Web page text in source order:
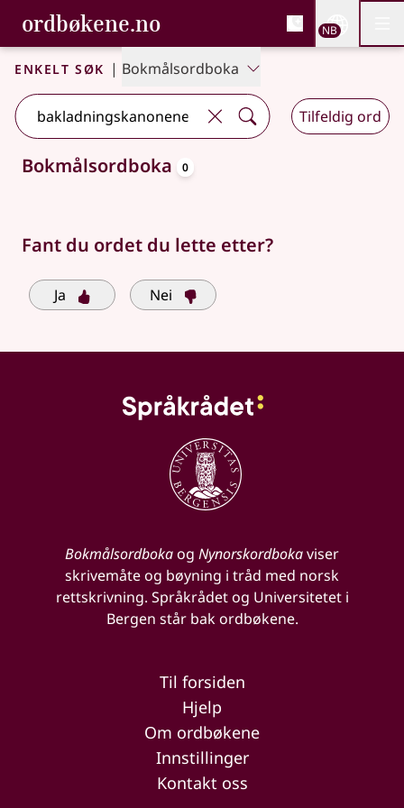
Gå til hovedinnhold
Tilgjengelighet
ordbøkene.no, Bokmålsordboka og
Bokmålsordboka og Nynorskordboka
NB
Enkelt søk | Bokmålsordboka
Tilfeldig ord
Søkeforslag tilgjengelige
Bokmålsordboka 0
Fant du ordet du lette etter?
Ja Nei
Bokmålsordbokaog Nynorskordbokaviser
skrivemåte og bøyning i tråd med norsk
rettskrivning. Språkrådet og Universitetet i
Bergen står bak ordbøkene.
Til forsiden
Hjelp
Om ordbøkene
Innstillinger
Kontakt oss